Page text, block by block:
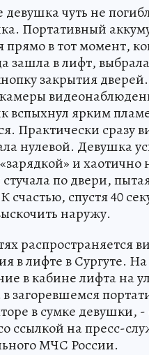
девушка чуть не
Портативный
прямо в тот момент,
зашла в лифт,
закрытия
вспыхнул ярким
Практически сразу
нулевой. Девушка
и
по двери,
счастью, спустя 40
наружу.
распространяется
в лифте в Сургуте.
в кабине лифта на
загоревшемся
в сумке девушки,
ссылкой на пресс-
МЧС России.